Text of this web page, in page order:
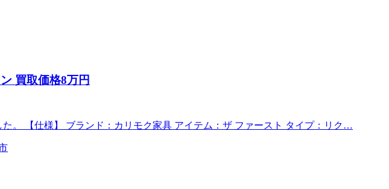
買取価格8万円
。 【仕様】 ブランド：カリモク家具 アイテム：ザ ファースト タイプ：リク…